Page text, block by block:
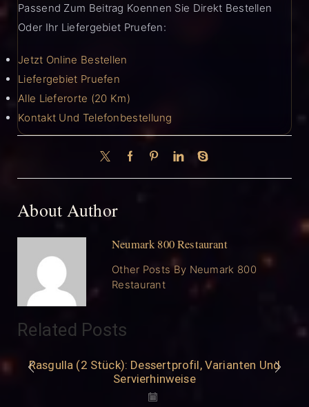
Passend Zum Beitrag Koennen Sie Direkt Bestellen
Oder Ihr Liefergebiet Pruefen:
Jetzt Online Bestellen
Liefergebiet Pruefen
Alle Lieferorte (20 Km)
Kontakt Und Telefonbestellung
About Author
Neumark 800 Restaurant
Other Posts By Neumark 800
Restaurant
Related Posts
Rasgulla (2 Stück): Dessertprofil, Varianten Und
Servierhinweise